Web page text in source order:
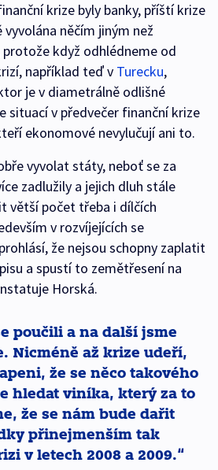
krize byly banky, příští krize
něčím jiným než
když odhlédneme od
například teď v Turecku,
je v diametrálně odlišné
situací v předvečer finanční krize
ekonomové nevylučují ani to.
vyvolat státy, neboť se za
zadlužily a jejich dluh stále
větší počet třeba i dílčích
v rozvíjejících se
že nejsou schopny zaplatit
a spustí to zemětřesení na
Horská.
poučili a na další jsme
Nicméně až krize udeří,
že se něco takového
hledat viníka, který za to
že se nám bude dařit
přinejmenším tak
v letech 2008 a 2009.